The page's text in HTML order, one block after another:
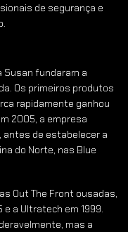
de segurança e
Susan fundaram a
Os primeiros produtos
rapidamente ganhou
2005, a empresa
antes de estabelecer a
do Norte, nas Blue
Out The Front ousadas,
e a Ultratech em 1999.
mas a